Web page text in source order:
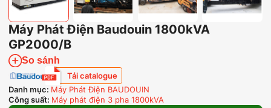
Máy Phát Điện Baudouin 1800kVA
GP2000/B
So sánh
Tải catalogue
Danh mục: Máy Phát Điện BAUDOUIN
Công suất: Máy phát điện 3 pha 1800kVA